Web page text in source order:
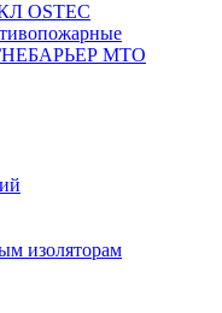
OSTEC
МТО
изоляторам